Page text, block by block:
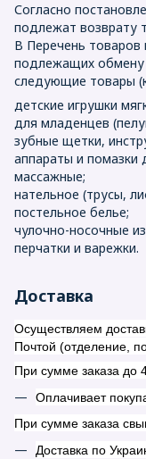
Согласно
подлежат возврату
В Перечень товаров
подлежащих обмену
следующие товары
детские игрушки
для младенцев
зубные щетки,
аппараты и помазки
массажные;
нательное (трусы,
постельное белье;
чулочно-носочные
перчатки и варежки.
Доставка
Осуществляем
Почтой (отделение,
При сумме заказа до
Оплачивает
При сумме заказа
Доставка по